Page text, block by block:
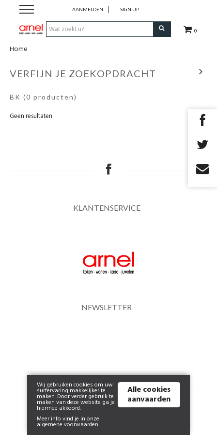
0
AANMELDEN SIGN UP
Koken
Tafel
Home
VERFIJN JE ZOEKOPDRACHT
BK (0 producten)
Geen resultaten
KLANTENSERVICE
NEWSLETTER
© 2026 www.arnel.be | Powered byTilroy.
Wij gebruiken cookies om uw
surfervaring makkelijker te
maken. Door verder gebruik te
maken van deze website ga je
hiermee akkoord.
Meer info vind je in onze
algemene voorwaarden.
Alle cookies
aanvaarden